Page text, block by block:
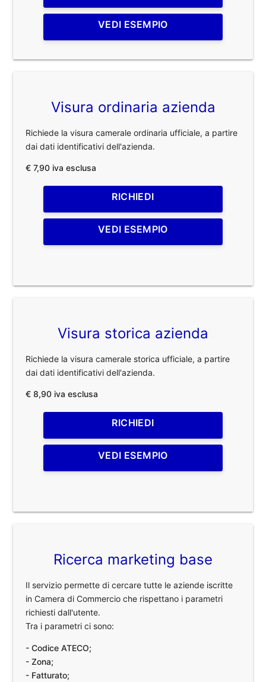
VEDI ESEMPIO
Visura ordinaria azienda
Richiede la visura camerale ordinaria ufficiale, a partire
dai dati identificativi dell'azienda.
€ 7,90 iva esclusa
RICHIEDI
VEDI ESEMPIO
Visura storica azienda
Richiede la visura camerale storica ufficiale, a partire
dai dati identificativi dell'azienda.
€ 8,90 iva esclusa
RICHIEDI
VEDI ESEMPIO
Ricerca marketing base
Il servizio permette di cercare tutte le aziende iscritte
in Camera di Commercio che rispettano i parametri
richiesti dall'utente.
Tra i parametri ci sono:
- Codice ATECO;
- Zona;
- Fatturato;